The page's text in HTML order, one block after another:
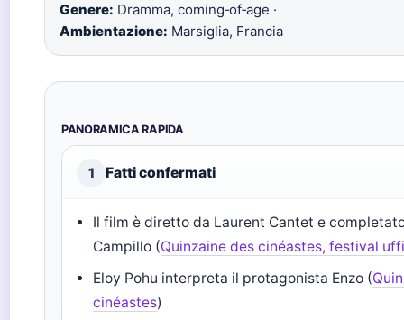
Genere: Dramma, coming‑of‑age ·
Ambientazione: Marsiglia, Francia
PANORAMICA RAPIDA
1 Fatti confermati
Il film è diretto da Laurent Cantet e
Campillo (Quinzaine des cinéastes, festival
Eloy Pohu interpreta il protagonista Enzo (
cinéastes)